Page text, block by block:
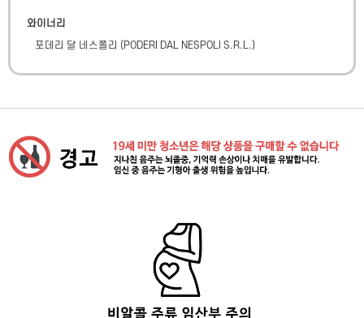
와이너리
포데리 달 네스폴리 ( PODERI DAL NESPOLI S.R.L.)